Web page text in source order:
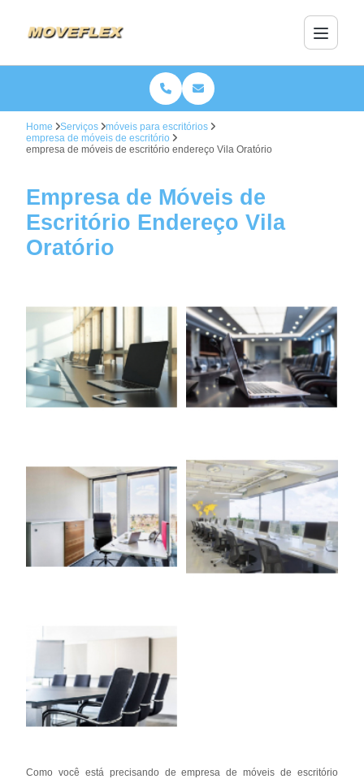
Home Serviços
móveis para escritórios
empresa de móveis de escritório
empresa de móveis de escritório endereço Vila Oratório
Empresa de Móveis de
Escritório Endereço Vila
Oratório
Como você está precisando de empresa de móveis de escritório